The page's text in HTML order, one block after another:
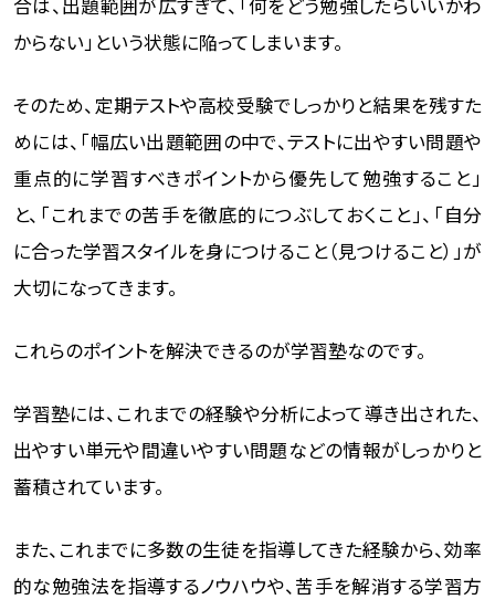
合は、出題範囲が広すぎて、「何をどう勉強したらいいかわ
からない」という状態に陥ってしまいます。
そのため、定期テストや高校受験でしっかりと結果を残すた
めには、「幅広い出題範囲の中で、テストに出やすい問題や
重点的に学習すべきポイントから優先して勉強すること」
と、「これまでの苦手を徹底的につぶしておくこと」、「自分
に合った学習スタイルを身につけること（見つけること）」が
大切になってきます。
これらのポイントを解決できるのが学習塾なのです。
学習塾には、これまでの経験や分析によって導き出された、
出やすい単元や間違いやすい問題などの情報がしっかりと
蓄積されています。
また、これまでに多数の生徒を指導してきた経験から、効率
的な勉強法を指導するノウハウや、苦手を解消する学習方